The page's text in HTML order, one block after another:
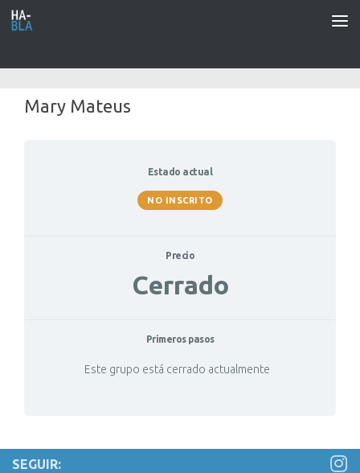
Saltar al contenido
Mary Mateus
Estado actual
NO INSCRITO
Precio
Cerrado
Primeros pasos
Este grupo está cerrado actualmente
SEGUIR: